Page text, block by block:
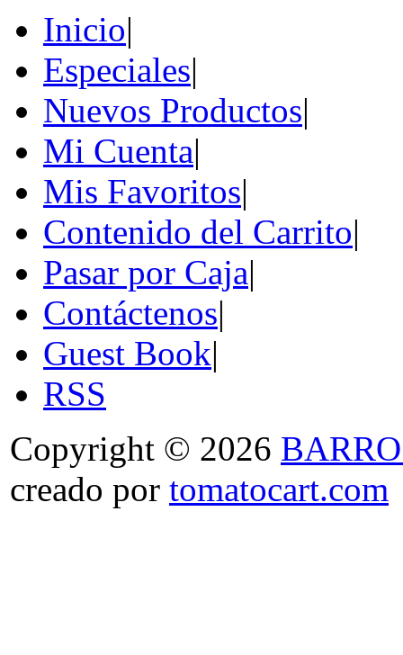
Inicio|
Especiales|
Nuevos Productos|
Mi Cuenta|
Mis Favoritos|
Contenido del Carrito|
Pasar por Caja|
Contáctenos|
Guest Book|
RSS
Copyright © 2026
creado por tomatocart.com